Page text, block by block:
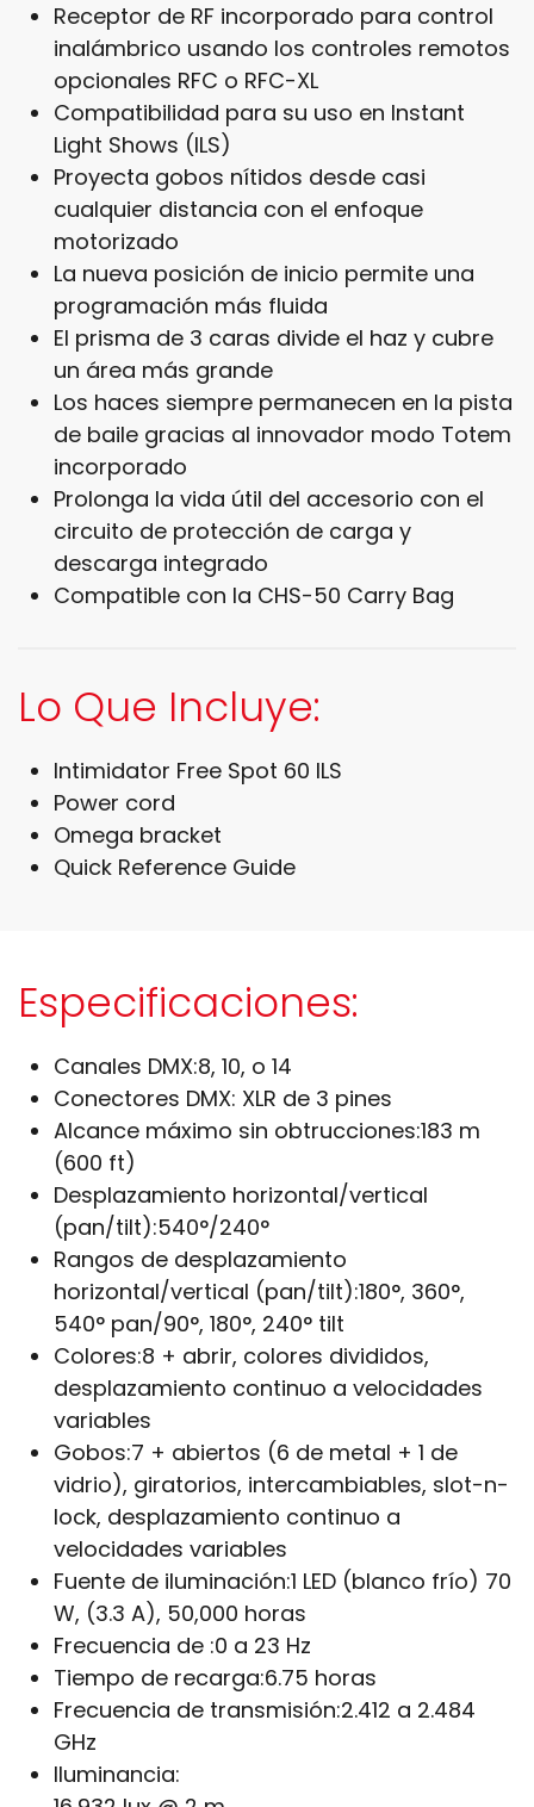
Receptor de RF incorporado para control
inalámbrico usando los controles remotos
opcionales RFC o RFC-XL
Compatibilidad para su uso en Instant
Light Shows (ILS)
Proyecta gobos nítidos desde casi
cualquier distancia con el enfoque
motorizado
La nueva posición de inicio permite una
programación más fluida
El prisma de 3 caras divide el haz y cubre
un área más grande
Los haces siempre permanecen en la pista
de baile gracias al innovador modo Totem
incorporado
Prolonga la vida útil del accesorio con el
circuito de protección de carga y
descarga integrado
Compatible con la CHS-50 Carry Bag
Lo Que Incluye:
Intimidator Free Spot 60 ILS
Power cord
Omega bracket
Quick Reference Guide
Especificaciones:
Canales DMX:8, 10, o 14
Conectores DMX: XLR de 3 pines
Alcance máximo sin obtrucciones:183 m
(600 ft)
Desplazamiento horizontal/vertical
(pan/tilt):540°/240°
Rangos de desplazamiento
horizontal/vertical (pan/tilt):180°, 360°,
540° pan/90°, 180°, 240° tilt
Colores:8 + abrir, colores divididos,
desplazamiento continuo a velocidades
variables
Gobos:7 + abiertos (6 de metal + 1 de
vidrio), giratorios, intercambiables, slot-n-
lock, desplazamiento continuo a
velocidades variables
Fuente de iluminación:1 LED (blanco frío) 70
W, (3.3 A), 50,000 horas
Frecuencia de :0 a 23 Hz
Tiempo de recarga:6.75 horas
Frecuencia de transmisión:2.412 a 2.484
GHz
Iluminancia: